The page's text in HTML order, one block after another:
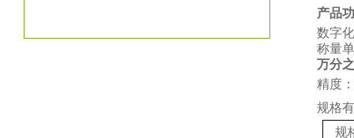
产品
数字
称量
万分
精度
规格
规